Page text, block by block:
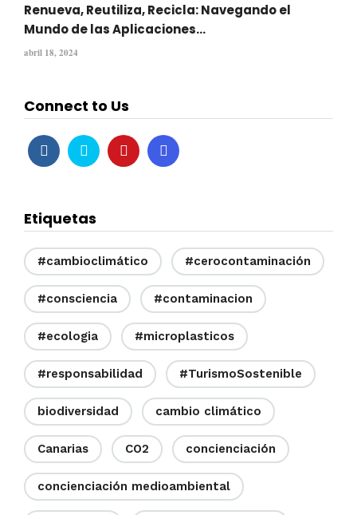
Renueva, Reutiliza, Recicla: Navegando el
Mundo de las Aplicaciones...
abril 18, 2024
Connect to Us
Etiquetas
#cambioclimático #cerocontaminación
#consciencia #contaminacion
#ecologia #microplasticos
#responsabilidad #TurismoSostenible
biodiversidad cambio climático
Canarias CO2 concienciación
concienciación medioambiental